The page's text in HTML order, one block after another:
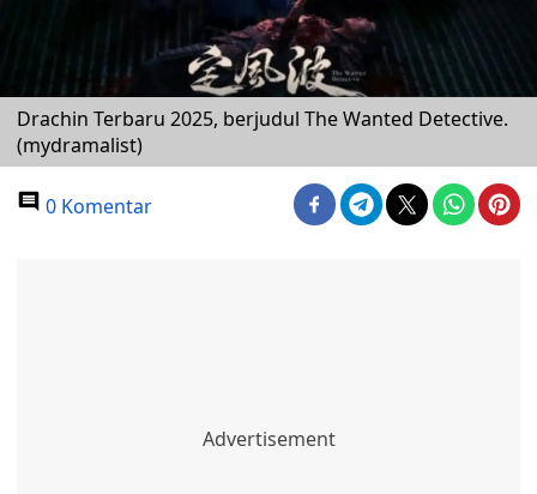
Drachin Terbaru 2025, berjudul The Wanted Detective.
(mydramalist)
0 Komentar